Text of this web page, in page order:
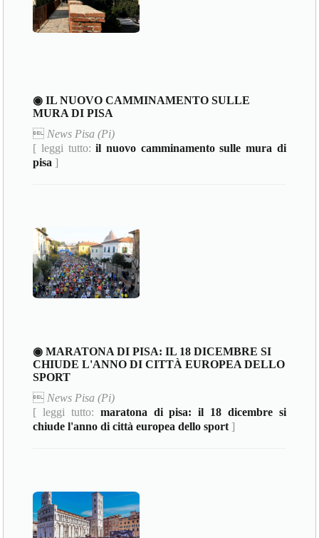
◉ IL NUOVO CAMMINAMENTO SULLE
MURA DI PISA
 News Pisa (Pi)
[ leggi tutto:il nuovo camminamento sulle mura di
pisa ]
◉ MARATONA DI PISA: IL 18 DICEMBRE SI
CHIUDE L'ANNO DI CITTÀ EUROPEA DELLO
SPORT
 News Pisa (Pi)
[ leggi tutto: maratona di pisa: il 18 dicembre si
chiude l'anno di città europea dello sport ]